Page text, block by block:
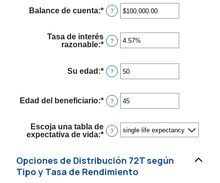
Balance de cuenta:* Ingresa
un
entre
$0.00
?
Tasa de interés
razonable:* Ingresa
entre
0%
?
Su edad :* Ingresa
un
entre
20
?
Edad del beneficiario:* Ingresa
un
entre
0
?
Escoja una tabla de
expectativa de vida:* ?
Opciones de Distribución 72T según
Tipo y Tasa de Rendimiento